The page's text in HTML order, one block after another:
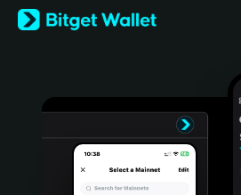
English
日本語
Türkçe